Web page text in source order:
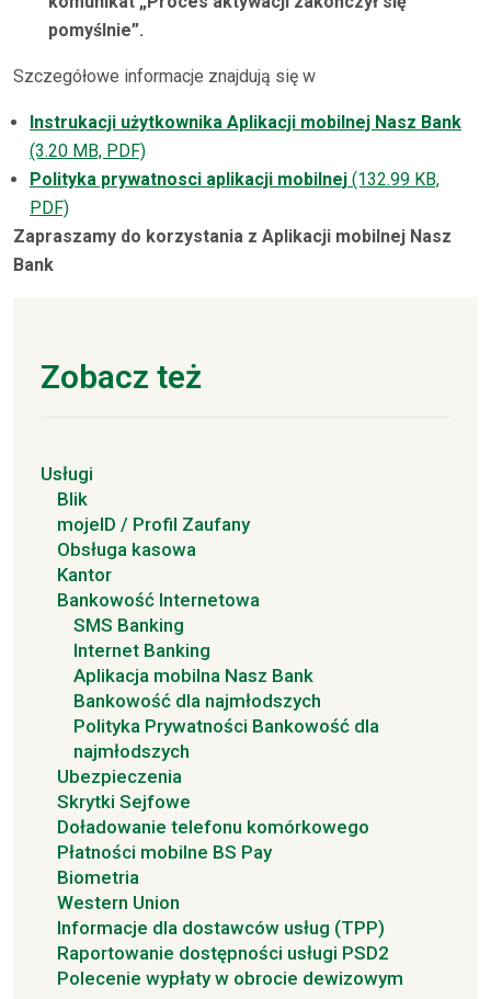
pomyślnie”.
Szczegółowe informacje znajdują się w
Instrukacji użytkownika Aplikacji mobilnej Nasz Bank
(3.20 MB, PDF)
Polityka prywatnosci aplikacji mobilnej (132.99 KB,
PDF)
Zapraszamy do korzystania z Aplikacji mobilnej Nasz
Bank
Zobacz też
Usługi
Blik
mojeID / Profil Zaufany
Obsługa kasowa
Kantor
Bankowość Internetowa
SMS Banking
Internet Banking
Aplikacja mobilna Nasz Bank
Bankowość dla najmłodszych
Polityka Prywatności Bankowość dla
najmłodszych
Ubezpieczenia
Skrytki Sejfowe
Doładowanie telefonu komórkowego
Płatności mobilne BS Pay
Biometria
Western Union
Informacje dla dostawców usług (TPP)
Raportowanie dostępności usługi PSD2
Polecenie wypłaty w obrocie dewizowym